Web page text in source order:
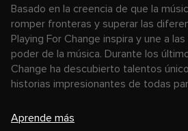
Basado en la creencia de que la
romper fronteras y superar las
Playing For Change inspira y une a
poder de la música. Durante los
Change ha descubierto talentos
historias impresionantes de todas
Aprende más